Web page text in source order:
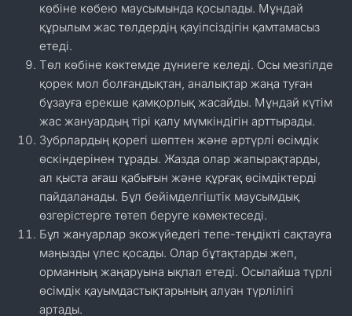
көбіне көбею маусымында қосылады. Мұндай
құрылым жас төлдердің қауіпсіздігін қамтамасыз
етеді.
Төл көбіне көктемде дүниеге келеді. Осы мезгілде
қорек мол болғандықтан, аналықтар жаңа туған
бұзауға ерекше қамқорлық жасайды. Мұндай күтім
жас жануардың тірі қалу мүмкіндігін арттырады.
Зубрлардың қорегі шөптен және әртүрлі өсімдік
өскіндерінен тұрады. Жазда олар жапырақтарды,
ал қыста ағаш қабығын және құрғақ өсімдіктерді
пайдаланады. Бұл бейімделгіштік маусымдық
өзгерістерге төтеп беруге көмектеседі.
Бұл жануарлар экожүйедегі тепе-теңдікті сақтауға
маңызды үлес қосады. Олар бұтақтарды жеп,
орманның жаңаруына ықпал етеді. Осылайша түрлі
өсімдік қауымдастықтарының алуан түрлілігі
артады.